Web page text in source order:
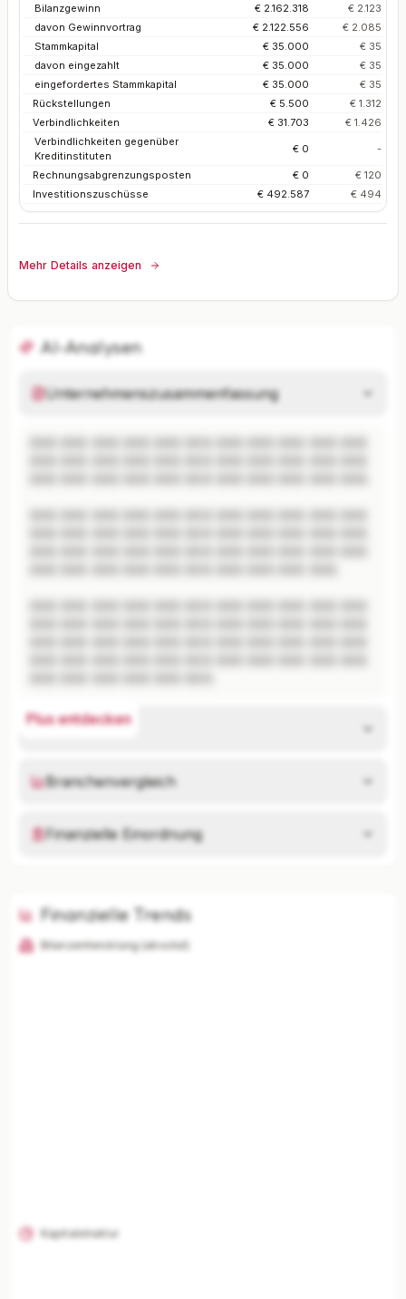
Bilanzgewinn € 2.162.318
€ 2.123
davon Gewinnvortrag
€ 2.122.556
€ 2.085
Stammkapital
€ 35.000
€ 35
davon eingezahlt
€ 35.000
€ 35
eingefordertes Stammkapital
€ 35.000
€ 35
Rückstellungen
€ 5.500
€ 1.312
Verbindlichkeiten
€ 31.703
€ 1.426
Verbindlichkeiten gegenüber
Kreditinstituten
€ 0 -
Rechnungsabgrenzungsposten € 0
€ 120
Investitionszuschüsse
€ 492.587 € 494
Mehr Details anzeigen
AI-Analysen
Unternehmenszusammenfassung
Plus entdecken
Risikoanalyse
Branchenvergleich
Finanzielle Einordnung
Finanzielle Trends
Bilanzentwicklung (absolut)
Kapitalstruktur